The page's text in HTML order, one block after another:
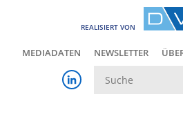
REALISIERT VON
MEDIADATEN NEWSLETTER